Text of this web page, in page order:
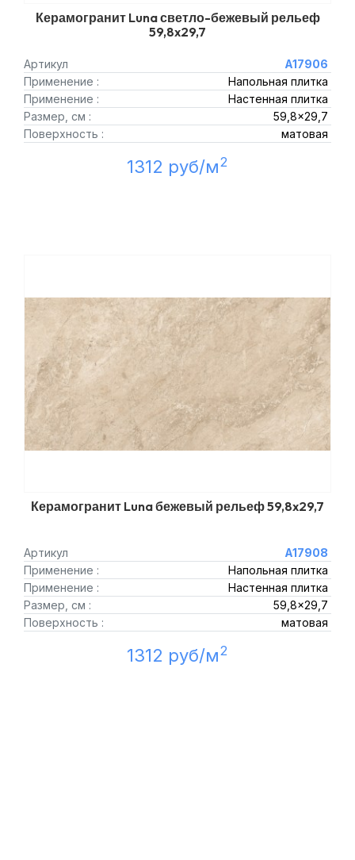
Керамогранит Luna светло-бежевый рельеф
59,8x29,7
Артикул
A17906
Применение :
Напольная плитка
Применение :
Настенная плитка
Размер, см :
59,8x29,7
Поверхность :
матовая
1312 руб/м2
Керамогранит Luna бежевый рельеф 59,8x29,7
Артикул
A17908
Применение :
Напольная плитка
Применение :
Настенная плитка
Размер, см :
59,8x29,7
Поверхность :
матовая
1312 руб/м2